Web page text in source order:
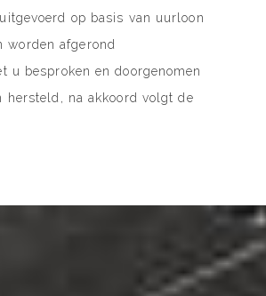
op basis van uurloon
worden afgerond
u besproken en doorgenomen
hersteld, na akkoord volgt de